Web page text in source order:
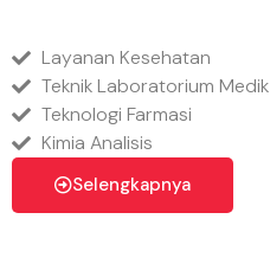
Layanan Kesehatan
Teknik Laboratorium Medik
Teknologi Farmasi
Kimia Analisis
Selengkapnya